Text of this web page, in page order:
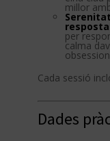
millor
per
calma
Cada sessió
Dades